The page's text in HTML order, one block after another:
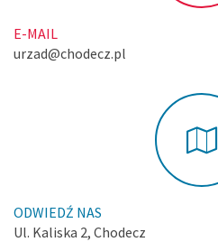
E-MAIL
urzad@chodecz.pl
ODWIEDŹ NAS
Ul. Kaliska 2, Chodecz